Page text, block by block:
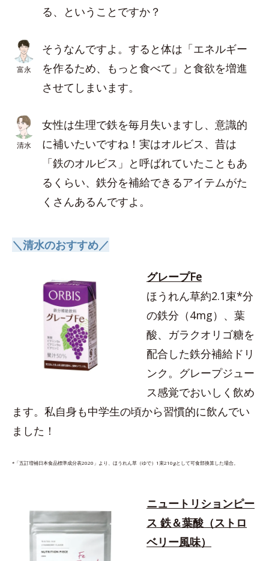
る、ということですか？
富永
そうなんですよ。すると体は「エネルギー
を作るため、もっと食べて」と食欲を増進
させてしまいます。
清水
女性は生理で鉄を毎月失いますし、意識的
に補いたいですね！実はオルビス、昔は
「鉄のオルビス」と呼ばれていたこともあ
るくらい、鉄分を補給できるアイテムがた
くさんあるんですよ。
＼清水のおすすめ／
グレープFe
ほうれん草約2.1束*分
の鉄分（4mg）、葉
酸、ガラクオリゴ糖を
配合した鉄分補給ドリ
ンク。グレープジュー
ス感覚でおいしく飲め
ます。私自身も中学生の頃から習慣的に飲んでい
ました！
*「五訂増補日本食品標準成分表2020」より、ほうれん草（ゆで）1束210gとして可食部換算した場合。
ニュートリションピー
ス 鉄＆葉酸（ストロ
ベリー風味）